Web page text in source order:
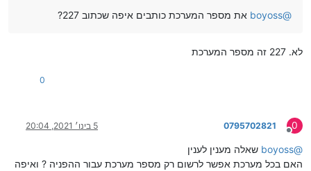
@
boyoss את מספר המערכת כותבים איפה שכתוב 227?
לא. 227 זה מספר המערכת
0
0
מנותק
0795702821 5 בינו׳ 2021, 20:04
@
boyoss שאלה מענין לענין
האם בכל מערכת אפשר לרשום רק מספר מערכת עבור ההפניה ? ואיפה